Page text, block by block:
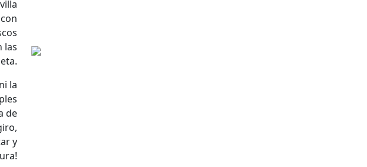
las
la
de
y